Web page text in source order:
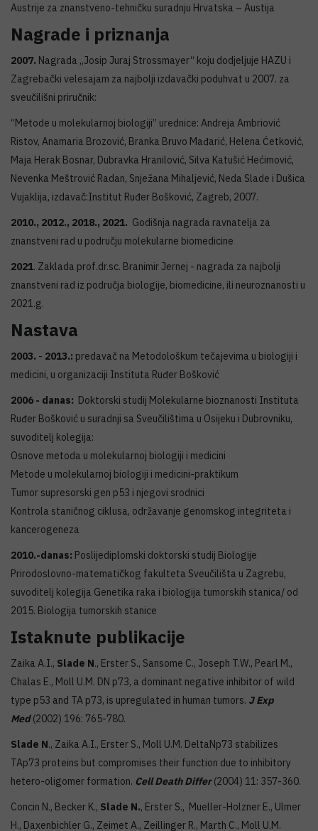
Austrije za znanstveno-tehničku suradnju Hrvatska – Austija
Nagrade i priznanja
2007. Nagrada „Josip Juraj Strossmayer“ koju dodjeljuje HAZU i
Zagrebački velesajam za najbolji izdavački poduhvat u 2007. za
sveučilišni priručnik:
“Metode u molekularnoj biologiji” urednice: Andreja Ambriović
Ristov, Anamaria Brozović, Branka Bruvo Mađarić, Helena Ćetković,
Maja Herak Bosnar, Dubravka Hranilović, Silva Katušić Hećimović,
Nevenka Meštrović Radan, Snježana Mihaljević, Neda Slade i Dušica
Vujaklija, izdavač:Institut Ruđer Bošković, Zagreb, 2007.
2010., 2012., 2018., 2021. Godišnja nagrada ravnatelja za
znanstveni rad u području molekularne biomedicine
2021. Zaklada prof.dr.sc. Branimir Jernej - nagrada za najbolji
znanstveni rad iz područja biologije, biomedicine, ili neuroznanosti u
2021.g.
Nastava
2003. - 2013.: predavač na Metodološkum tečajevima u biologiji i
medicini, u organizaciji Instituta Ruđer Bošković
2006 - danas: Doktorski studij Molekularne bioznanosti Instituta
Ruđer Bošković u suradnji sa Sveučilištima u Osijeku i Dubrovniku,
suvoditelj kolegija:
Osnove metoda u molekularnoj biologiji i medicini
Metode u molekularnoj biologiji i medicini-praktikum
Tumor supresorski gen p53 i njegovi srodnici
Kontrola staničnog ciklusa, održavanje genomskog integriteta i
kancerogeneza
2010.-danas: Poslijediplomski doktorski studij Biologije
Prirodoslovno-matematičkog fakulteta Sveučilišta u Zagrebu,
suvoditelj kolegija Genetika raka i biologija tumorskih stanica/ od
2015. Biologija tumorskih stanice
Istaknute publikacije
Zaika A.I., Slade N., Erster S., Sansome C., Joseph T.W., Pearl M.,
Chalas E., Moll U.M. DN p73, a dominant negative inhibitor of wild
type p53 and TA p73, is upregulated in human tumors. J Exp
Med (2002) 196: 765-780.
Slade N., Zaika A.I., Erster S., Moll U.M. DeltaNp73 stabilizes
TAp73 proteins but compromises their function due to inhibitory
hetero-oligomer formation. Cell Death Differ(2004) 11: 357-360.
Concin N., Becker K., Slade N., Erster S., Mueller-Holzner E., Ulmer
H., Daxenbichler G., Zeimet A., Zeillinger R., Marth C., Moll U.M.